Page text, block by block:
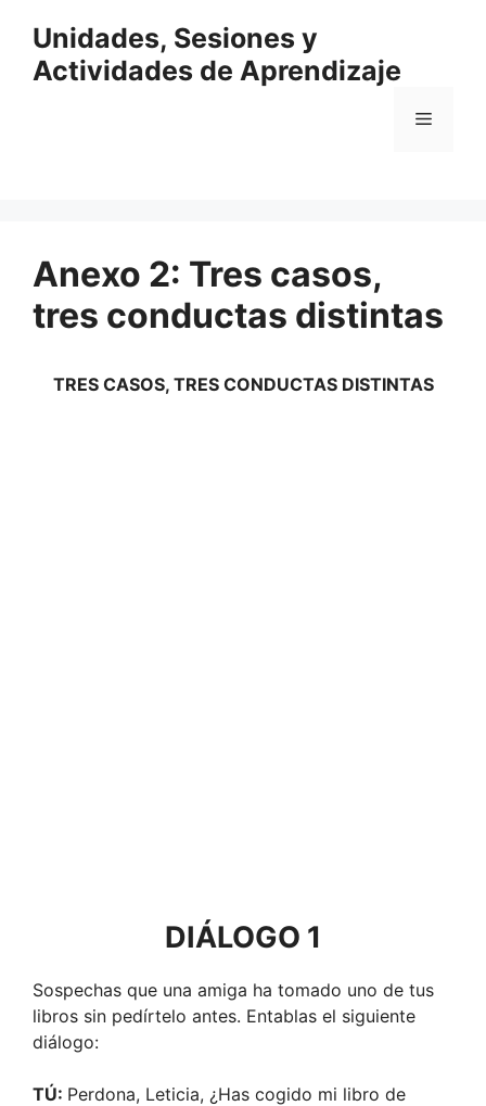
contenido
Unidades, Sesiones y
Actividades de Aprendizaje
Menú
Anexo 2: Tres casos,
tres conductas distintas
TRES CASOS, TRES CONDUCTAS DISTINTAS
DIÁLOGO 1
Sospechas que una amiga ha tomado uno de tus
libros sin pedírtelo antes. Entablas el siguiente
diálogo:
TÚ: Perdona, Leticia, ¿Has cogido mi libro de